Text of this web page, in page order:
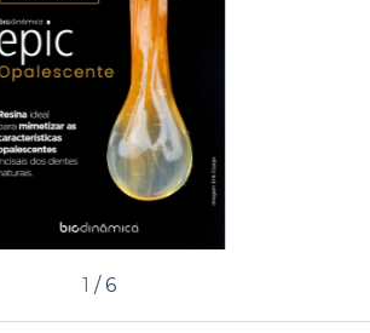
1 /6